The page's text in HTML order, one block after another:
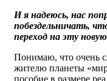
И я надеюсь, нас
побездельничать,
переход на эту
Понимаю, что очень
жителю планеты
пособие в размере